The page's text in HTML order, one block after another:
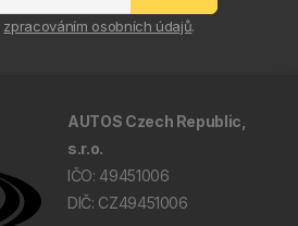
zpracováním osobních údajů.
AUTOS Czech Republic,
s.r.o.
IČO: 49451006
DIČ: CZ49451006